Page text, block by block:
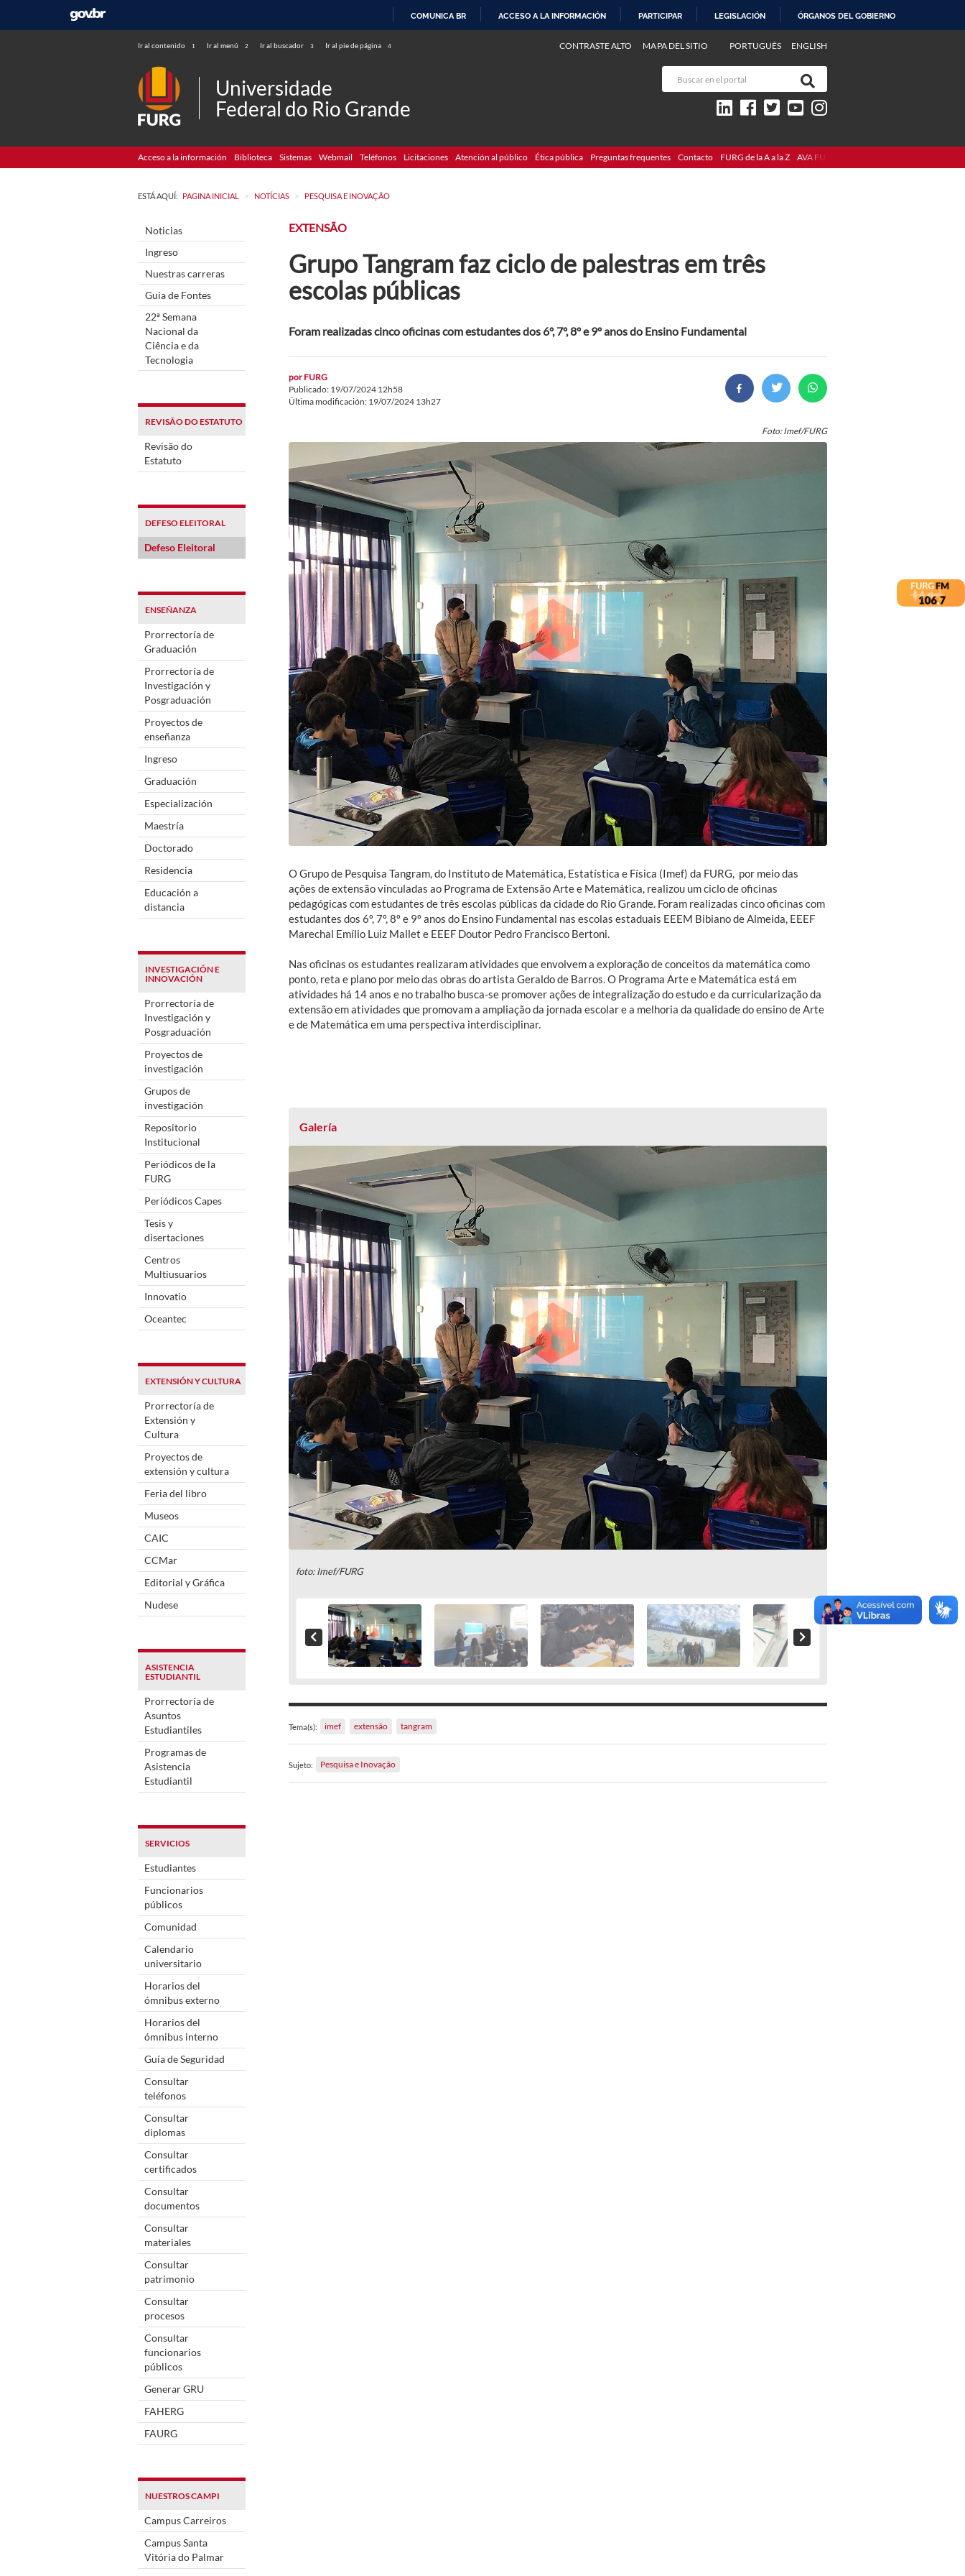
COMUNICA BR ACCESO A LA INFORMACIÓN PARTICIPAR LEGISLACIÓN ÓRGANOS DEL GOBIERNO
Ir al contenido 1 Ir al menú 2 Ir al buscador 3 Ir al pie de página 4 PORTUGUÊS ENGLISH
CONTRASTE ALTO MAPA DEL SITIO
Universidade
Federal do Rio Grande
Acceso a la información Biblioteca Sistemas Webmail Teléfonos Licitaciones Atención al público Ética pública Preguntas frequentes Contacto FURG de la A a la Z AVA FURG
ESTÁ AQUÍ: PAGINA INICIAL > NOTÍCIAS > PESQUISA E INOVAÇÃO
Noticias
Ingreso
Nuestras carreras
Guia de Fontes
22ª Semana
Nacional da
Ciência e da
Tecnologia
REVISÃO DO ESTATUTO
Revisão do
Estatuto
DEFESO ELEITORAL
Defeso Eleitoral
ENSEÑANZA
Prorrectoría de
Graduación
Prorrectoría de
Investigación y
Posgraduación
Proyectos de
enseñanza
Ingreso
Graduación
Especialización
Maestría
Doctorado
Residencia
Educación a
distancia
INVESTIGACIÓN E
INNOVACIÓN
Prorrectoría de
Investigación y
Posgraduación
Proyectos de
investigación
Grupos de
investigación
Repositorio
Institucional
Periódicos de la
FURG
Periódicos Capes
Tesis y
disertaciones
Centros
Multiusuarios
Innovatio
Oceantec
EXTENSIÓN Y CULTURA
Prorrectoría de
Extensión y
Cultura
Proyectos de
extensión y cultura
Feria del libro
Museos
CAIC
CCMar
Editorial y Gráfica
Nudese
ASISTENCIA
ESTUDIANTIL
Prorrectoría de
Asuntos
Estudiantiles
Programas de
Asistencia
Estudiantil
SERVICIOS
Estudiantes
Funcionarios
públicos
Comunidad
Calendario
universitario
Horarios del
ómnibus externo
Horarios del
ómnibus interno
Guía de Seguridad
Consultar
teléfonos
Consultar
diplomas
Consultar
certificados
Consultar
documentos
Consultar
materiales
Consultar
patrimonio
Consultar
procesos
Consultar
funcionarios
públicos
Generar GRU
FAHERG
FAURG
NUESTROS CAMPI
Campus Carreiros
Campus Santa
Vitória do Palmar
EXTENSÃO
Grupo Tangram faz ciclo de palestras em três
escolas públicas
Foram realizadas cinco oficinas com estudantes dos 6º, 7º, 8º e 9º anos do Ensino Fundamental
por FURG
Publicado: 19/07/2024 12h58
Última modificación: 19/07/2024 13h27
Foto: Imef/FURG
O Grupo de Pesquisa Tangram, do Instituto de Matemática, Estatística e Física (Imef) da FURG, por meio das
ações de extensão vinculadas ao Programa de Extensão Arte e Matemática, realizou um ciclo de oficinas
pedagógicas com estudantes de três escolas públicas da cidade do Rio Grande. Foram realizadas cinco oficinas com
estudantes dos 6º, 7º, 8º e 9º anos do Ensino Fundamental nas escolas estaduais EEEM Bibiano de Almeida, EEEF
Marechal Emílio Luiz Mallet e EEEF Doutor Pedro Francisco Bertoni.
Nas oficinas os estudantes realizaram atividades que envolvem a exploração de conceitos da matemática como
ponto, reta e plano por meio das obras do artista Geraldo de Barros. O Programa Arte e Matemática está em
atividades há 14 anos e no trabalho busca-se promover ações de integralização do estudo e da curricularização da
extensão em atividades que promovam a ampliação da jornada escolar e a melhoria da qualidade do ensino de Arte
e de Matemática em uma perspectiva interdisciplinar.
Galería
foto: Imef/FURG
Tema(s): imef extensão tangram
Sujeto: Pesquisa e Inovação